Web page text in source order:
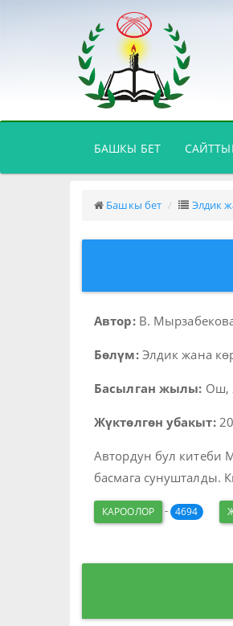
БАШКЫ БЕТ(CURRENT)
Башкы бет Элдик
Автор:В.
Бөлүм:Элдик жана
Басылган жылы: Ош,
Жүктөлгөн убакыт:
Автордун бул китеби
басмага сунушталды.
КАРООЛОР - 4694